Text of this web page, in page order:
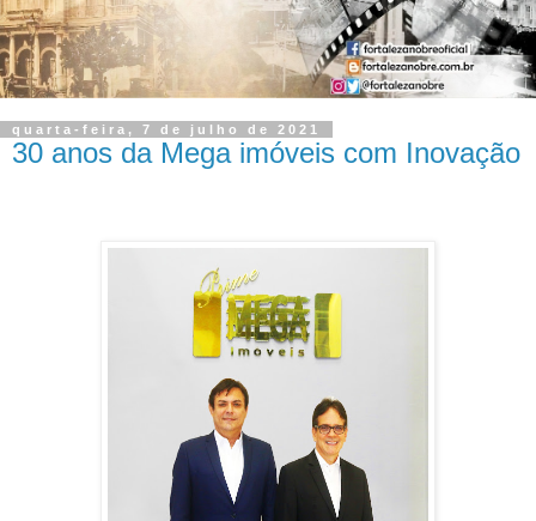
quarta-feira, 7 de julho de 2021
30 anos da Mega imóveis com Inovação